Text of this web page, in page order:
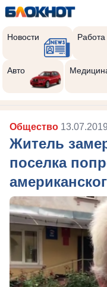
Новости Работа
Авто
Общество 13.07.2019
Житель
поселка